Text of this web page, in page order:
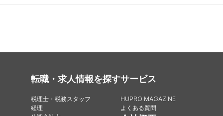
転職・求人情報を探す
税理士・税務スタッフ
経理
サービス
HUPRO MAGAZINE
よくある質問